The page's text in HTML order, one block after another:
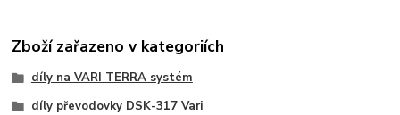
Zboží zařazeno v kategoriích
díly na VARI TERRA systém
díly převodovky DSK-317 Vari